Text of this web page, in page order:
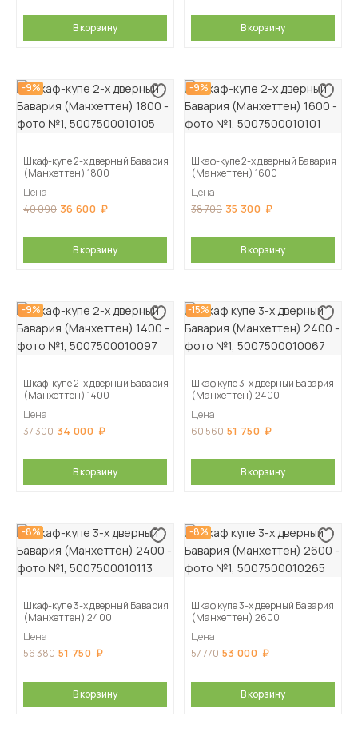
В корзину В корзину
-9%
Шкаф-купе 2-х дверный Бавария
(Манхеттен) 1800
Цена
40 090 36 600
В корзину
-9%
Шкаф-купе 2-х дверный Бавария
(Манхеттен) 1600
Цена
38 700 35 300
В корзину
-9%
Шкаф-купе 2-х дверный Бавария
(Манхеттен) 1400
Цена
37 300 34 000
В корзину
-15%
Шкаф купе 3-х дверный Бавария
(Манхеттен) 2400
Цена
60 560 51 750
В корзину
-8%
Шкаф-купе 3-х дверный Бавария
(Манхеттен) 2400
Цена
56 380 51 750
В корзину
-8%
Шкаф купе 3-х дверный Бавария
(Манхеттен) 2600
Цена
57 770 53 000
В корзину